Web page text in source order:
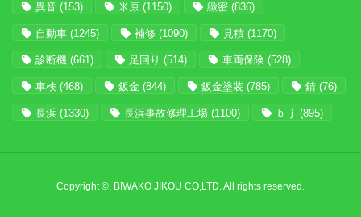
異音 (153) 米原 (1150) 緻密 (836)
自動車 (1245) 補修 (1090) 見積 (1170)
診断機 (661) 足回り (514) 車両保険 (528)
車検 (468) 鈑金 (844) 鈑金塗装 (785) 錆 (76)
長浜 (1330) 長浜事故修理工場 (1100) ｂｊ (895)
Copyright ©, BIWAKO JIKOU CO,LTD. All rights reserved.